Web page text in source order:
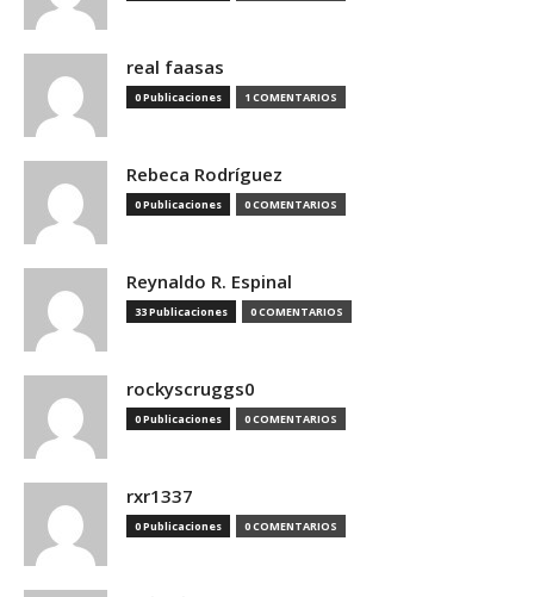
real faasas
0 Publicaciones 1 COMENTARIOS
Rebeca Rodríguez
0 Publicaciones 0 COMENTARIOS
Reynaldo R. Espinal
33 Publicaciones 0 COMENTARIOS
rockyscruggs0
0 Publicaciones 0 COMENTARIOS
rxr1337
0 Publicaciones 0 COMENTARIOS